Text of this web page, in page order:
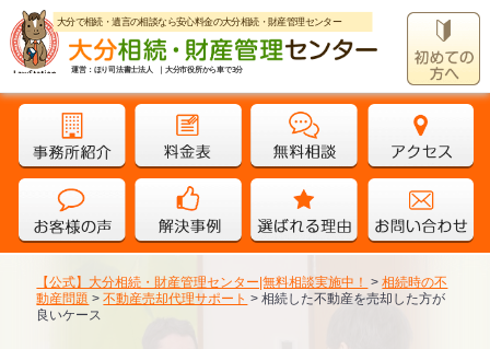
大分で相続・遺言の相談なら安心料金の大分相続・財産管理センター
運営：ほり司法書士法人 ｜大分市役所から車で3分
【公式】大分相続・財産管理センター|無料相談実施中！ >相続時の不
動産問題 >不動産売却代理サポート >相続した不動産を売却した方が
良いケース